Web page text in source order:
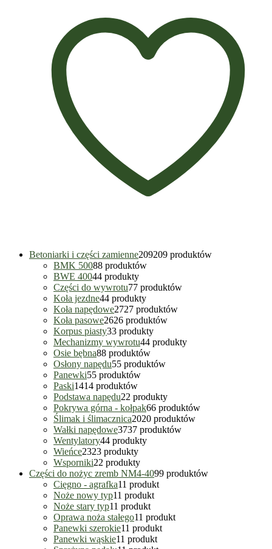
Betoniarki i części zamienne209209 produktów
BMK 50088 produktów
BWE 40044 produkty
Części do wywrotu77 produktów
Koła jezdne44 produkty
Koła napędowe2727 produktów
Koła pasowe2626 produktów
Korpus piasty33 produkty
Mechanizmy wywrotu44 produkty
Osie bębna88 produktów
Osłony napędu55 produktów
Panewki55 produktów
Paski1414 produktów
Podstawa napędu22 produkty
Pokrywa górna - kołpak66 produktów
Ślimak i ślimacznica2020 produktów
Wałki napędowe3737 produktów
Wentylatory44 produkty
Wieńce2323 produkty
Wsporniki22 produkty
Części do nożyc zremb NM4-4099 produktów
Cięgno - agrafka11 produkt
Noże nowy typ11 produkt
Noże stary typ11 produkt
Oprawa noża stałego11 produkt
Panewki szerokie11 produkt
Panewki wąskie11 produkt